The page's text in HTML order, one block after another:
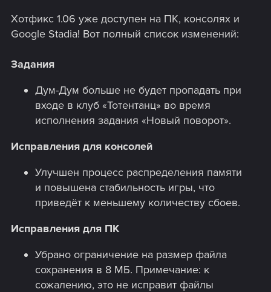
Хотфикс 1.06 уже доступен на ПК, консолях и
Google Stadia! Вот полный список изменений:
Задания
Дум-Дум больше не будет пропадать при
входе в клуб «Тотентанц» во время
исполнения задания «Новый поворот».
Исправления для консолей
Улучшен процесс распределения памяти
и повышена стабильность игры, что
приведёт к меньшему количеству сбоев.
Исправления для ПК
Убрано ограничение на размер файла
сохранения в 8 МБ. Примечание: к
сожалению, это не исправит файлы